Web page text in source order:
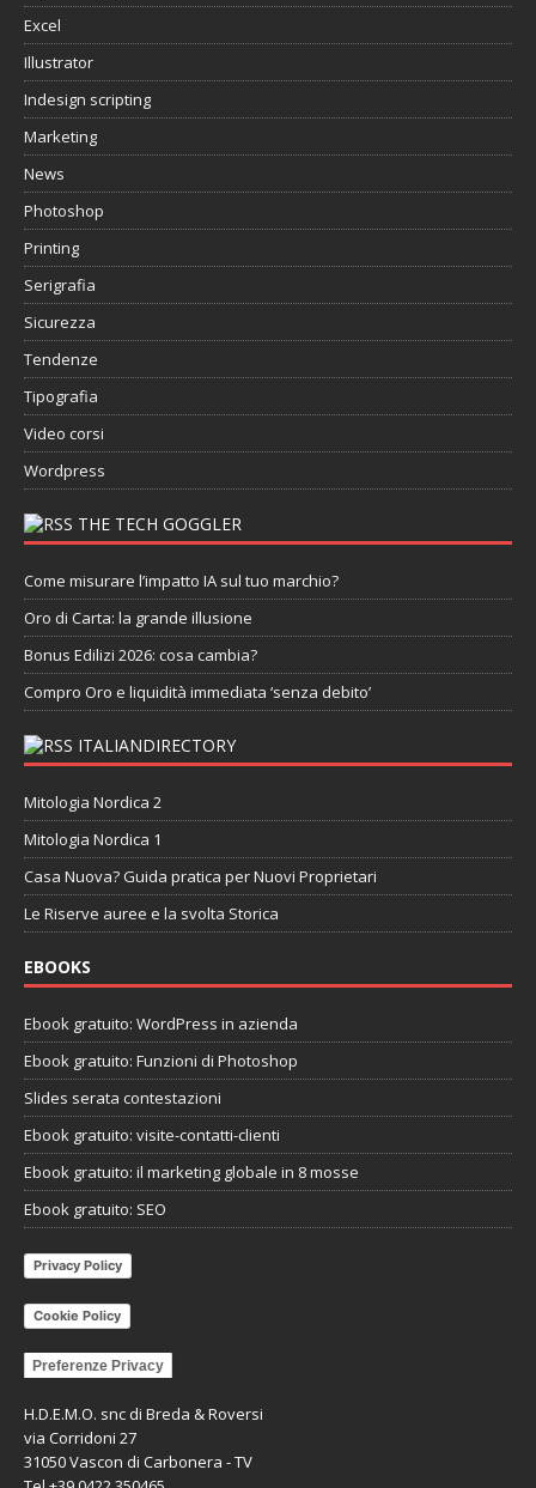
Excel
Illustrator
Indesign scripting
Marketing
News
Photoshop
Printing
Serigrafia
Sicurezza
Tendenze
Tipografia
Video corsi
Wordpress
THE TECH GOGGLER
Come misurare l’impatto IA sul tuo marchio?
Oro di Carta: la grande illusione
Bonus Edilizi 2026: cosa cambia?
Compro Oro e liquidità immediata ‘senza debito’
ITALIANDIRECTORY
Mitologia Nordica 2
Mitologia Nordica 1
Casa Nuova? Guida pratica per Nuovi Proprietari
Le Riserve auree e la svolta Storica
EBOOKS
Ebook gratuito: WordPress in azienda
Ebook gratuito: Funzioni di Photoshop
Slides serata contestazioni
Ebook gratuito: visite-contatti-clienti
Ebook gratuito: il marketing globale in 8 mosse
Ebook gratuito: SEO
Privacy Policy
Cookie Policy
Preferenze Privacy
H.D.E.M.O. snc di Breda & Roversi
via Corridoni 27
31050 Vascon di Carbonera - TV